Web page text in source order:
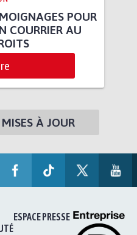
POUR
COURRIER AU
À JOUR
ESPACE PRESSE